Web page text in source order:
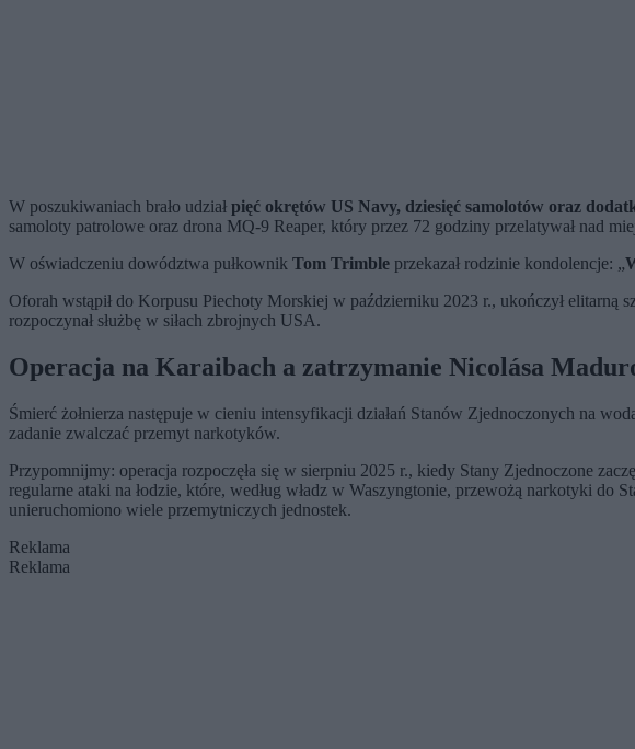
W poszukiwaniach brało udział pięć okrętów US Navy, dziesięć samolotów oraz
samoloty patrolowe oraz drona MQ-9 Reaper, który przez 72 godziny przelatywał nad
W oświadczeniu dowództwa pułkownik Tom Trimble przekazał rodzinie kondolencje: „
Oforah wstąpił do Korpusu Piechoty Morskiej w październiku 2023 r., ukończył elitarną
rozpoczynał służbę w siłach zbrojnych USA.
Operacja na Karaibach a zatrzymanie Nicolása
Śmierć żołnierza następuje w cieniu intensyfikacji działań Stanów Zjednoczonych na
zadanie zwalczać przemyt narkotyków.
Przypomnijmy: operacja rozpoczęła się w sierpniu 2025 r., kiedy Stany Zjednoczone
regularne ataki na łodzie, które, według władz w Waszyngtonie, przewożą narkotyki
unieruchomiono wiele przemytniczych jednostek.
Reklama
Reklama